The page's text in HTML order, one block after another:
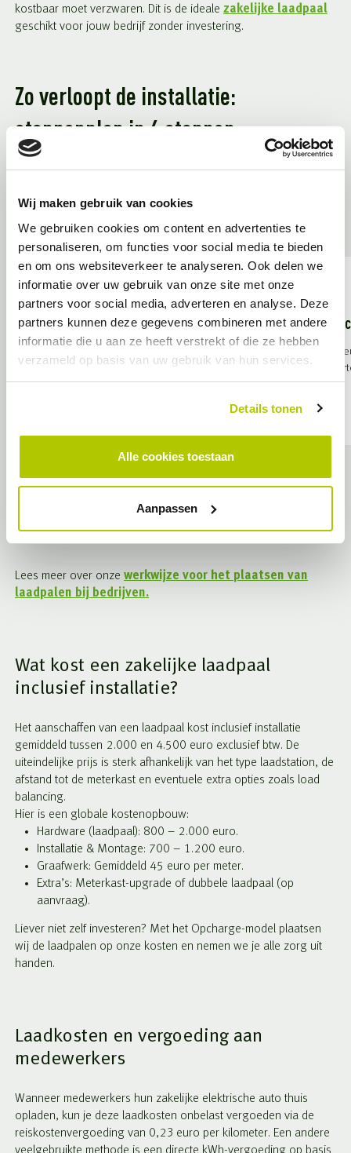
Wij maken gebruik van cookies
We gebruiken cookies om content en advertenties te
personaliseren, om functies voor social media te bieden
en om ons websiteverkeer te analyseren. Ook delen we
informatie over uw gebruik van onze site met onze
partners voor social media, adverteren en analyse. Deze
partners kunnen deze gegevens combineren met andere
informatie die u aan ze heeft verstrekt of die ze hebben
verzameld op basis van uw gebruik van hun services.
Details tonen
Alle cookies toestaan
Aanpassen
kostbaar moet verzwaren. Dit is de ideale zakelijke laadpaal
geschikt voor jouw bedrijf zonder investering.
Zo verloopt de installatie:
stappenplan in 6 stappen
volgens de NEN 1010-normen verloopt:
01
Aanvraag & Intake
benodigde laadpunten.
Een
Lees meer over onze werkwijze voor het plaatsen van
laadpalen bij bedrijven.
Wat kost een zakelijke laadpaal
inclusief installatie?
Het aanschaffen van een laadpaal kost inclusief installatie
gemiddeld tussen 2.000 en 4.500 euro exclusief btw. De
uiteindelijke prijs is sterk afhankelijk van het type laadstation, de
afstand tot de meterkast en eventuele extra opties zoals load
balancing.
Hier is een globale kostenopbouw:
Hardware (laadpaal): 800 – 2.000 euro.
Installatie & Montage: 700 – 1.200 euro.
Graafwerk: Gemiddeld 45 euro per meter.
Extra’s: Meterkast-upgrade of dubbele laadpaal (op
aanvraag).
Liever niet zelf investeren? Met het Opcharge-model plaatsen
wij de laadpalen op onze kosten en nemen we je alle zorg uit
handen.
Laadkosten en vergoeding aan
medewerkers
Wanneer medewerkers hun zakelijke elektrische auto thuis
opladen, kun je deze laadkosten onbelast vergoeden via de
reiskostenvergoeding van 0,23 euro per kilometer. Een andere